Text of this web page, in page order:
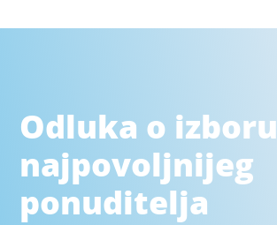
Odluka o izboru
najpovoljnijeg
ponuditelja